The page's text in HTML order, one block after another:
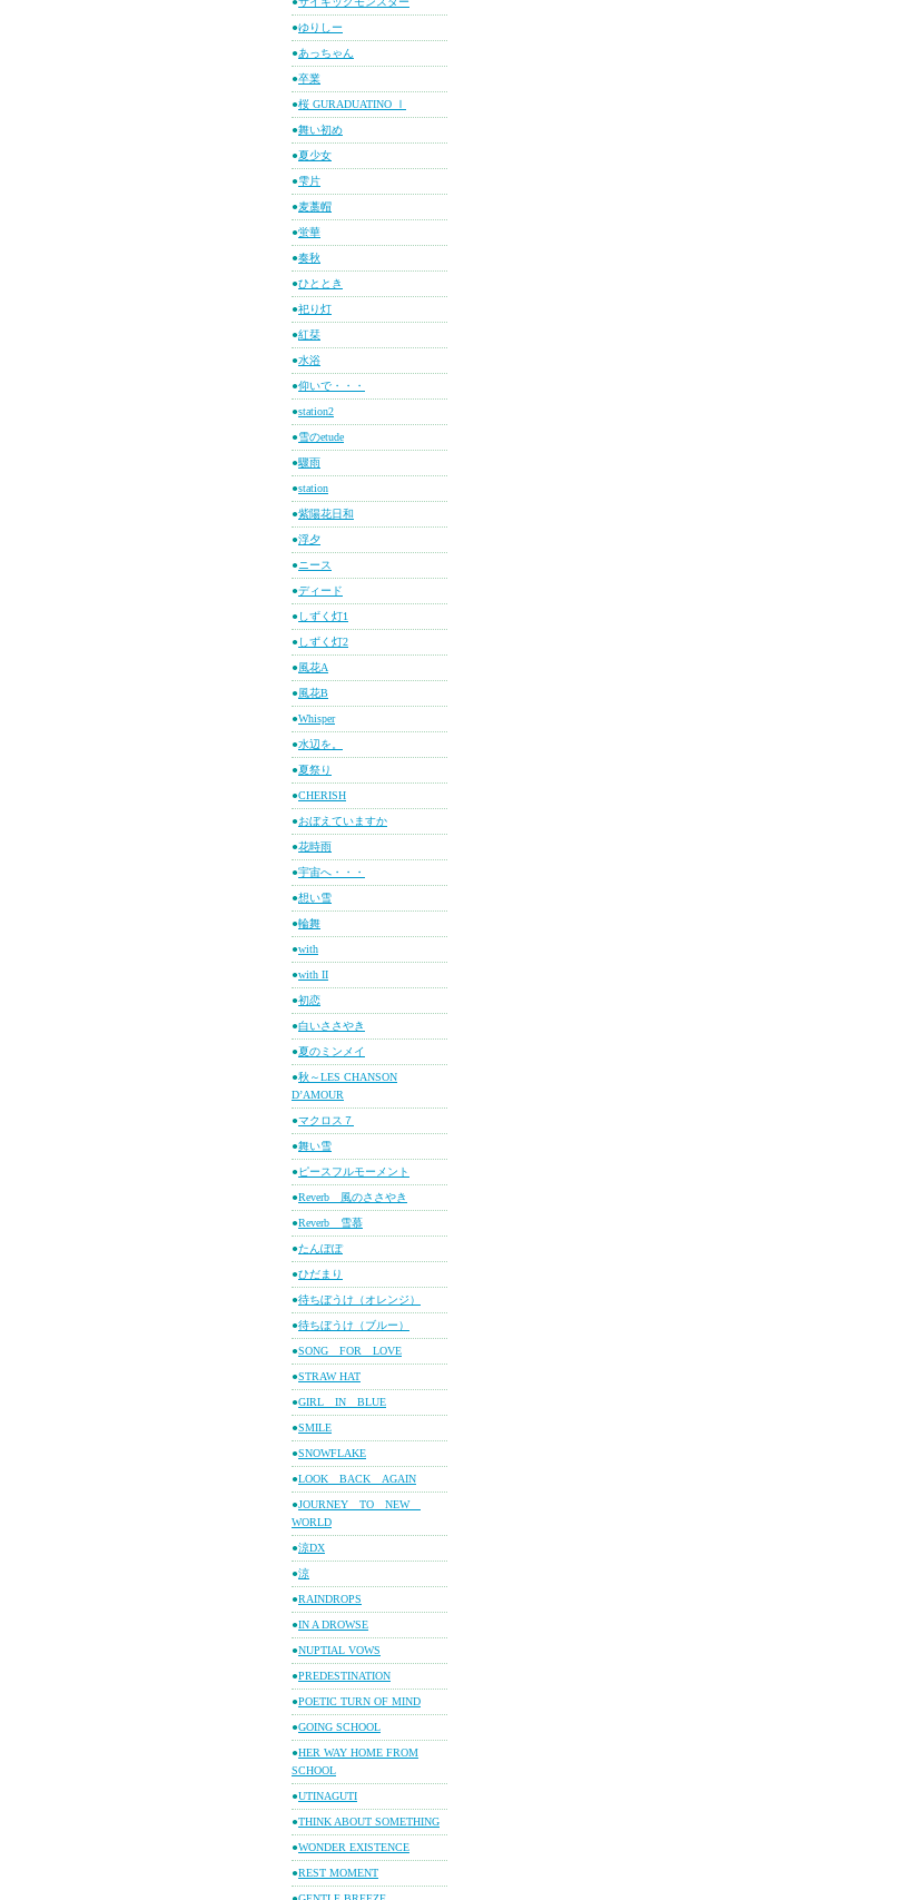
●ゆりしー
●あっちゃん
●卒業
●桜 GURADUATINO Ⅰ
●舞い初め
●夏少女
●雫片
●麦藁帽
●蛍華
●奏秋
●ひととき
●祀り灯
●紅栞
●水浴
●仰いで・・・
●station2
●雪のetude
●驟雨
●station
●紫陽花日和
●浮夕
● ニース
●ディード
● しずく灯1
● しずく灯2
●風花A
●風花B
●Whisper
●水辺を。
●夏祭り
●CHERISH
●おぼえていますか
●花時雨
●宇宙へ・・・
●想い雪
●輪舞
●with
●with II
●初恋
●白いささやき
●夏のミンメイ
●秋～LES CHANSON
D’AMOUR
●マクロス７
●舞い雪
●ピースフルモーメント
●Reverb 風のささやき
●Reverb 雪慕
●たんぽぽ
●ひだまり
●待ちぼうけ（オレンジ）
●待ちぼうけ（ブルー）
●SONG FOR LOVE
●STRAW HAT
●GIRL IN BLUE
●SMILE
●SNOWFLAKE
●LOOK BACK AGAIN
●JOURNEY TO NEW
WORLD
●涼DX
●涼
●RAINDROPS
●IN A DROWSE
●NUPTIAL VOWS
●PREDESTINATION
●POETIC TURN OF MIND
●GOING SCHOOL
●HER WAY HOME FROM
SCHOOL
●UTINAGUTI
●THINK ABOUT SOMETHING
●WONDER EXISTENCE
●REST MOMENT